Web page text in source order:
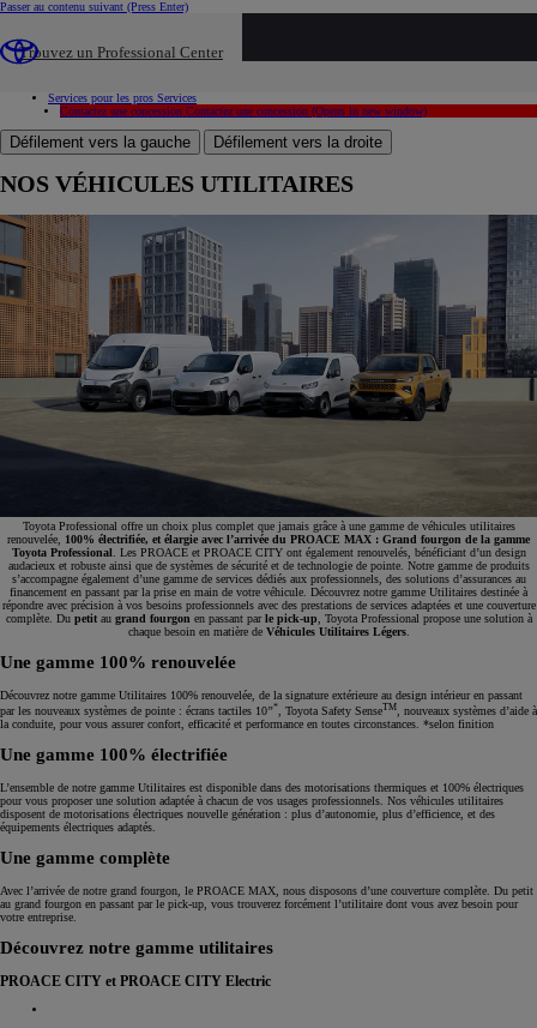
Passer au contenu suivant (Press Enter)
Trouvez un Professional Center
PROACE CITY
PROACE CITY
PROACEPROACE
Services pour les pros Services
Contactez une concession Contactez une concession (Opens in new window)
Défilement vers la gauche Défilement vers la droite
NOS VÉHICULES UTILITAIRES
Toyota Professional offre un choix plus complet que jamais grâce à une gamme de véhicules utilitaires
renouvelée, 100% électrifiée, et élargie avec l’arrivée du PROACE MAX : Grand fourgon de la gamme
Toyota Professional . Les PROACE et PROACE CITY ont également renouvelés, bénéficiant d’un design
audacieux et robuste ainsi que de systèmes de sécurité et de technologie de pointe. Notre gamme de produits
s’accompagne également d’une gamme de services dédiés aux professionnels, des solutions d’assurances au
financement en passant par la prise en main de votre véhicule. Découvrez notre gamme Utilitaires destinée à
répondre avec précision à vos besoins professionnels avec des prestations de services adaptées et une couverture
complète. Du petitau grand fourgon en passant parle pick-up , Toyota Professional propose une solution à
chaque besoin en matière de Véhicules Utilitaires Légers.
Une gamme 100% renouvelée
Découvrez notre gamme Utilitaires 100% renouvelée, de la signature extérieure au design intérieur en passant
par les nouveaux systèmes de pointe : écrans tactiles 10’’* , Toyota Safety SenseTM
, nouveaux systèmes d’aide à
la conduite, pour vous assurer confort, efficacité et performance en toutes circonstances. *selon finition
Une gamme 100% électrifiée
L’ensemble de notre gamme Utilitaires est disponible dans des motorisations thermiques et 100% électriques
pour vous proposer une solution adaptée à chacun de vos usages professionnels. Nos véhicules utilitaires
disposent de motorisations électriques nouvelle génération : plus d’autonomie, plus d’efficience, et des
équipements électriques adaptés.
Une gamme complète
Avec l’arrivée de notre grand fourgon, le PROACE MAX, nous disposons d’une couverture complète. Du petit
au grand fourgon en passant par le pick-up, vous trouverez forcément l’utilitaire dont vous avez besoin pour
votre entreprise.
Découvrez notre gamme utilitaires
PROACE CITY et PROACE CITY Electric